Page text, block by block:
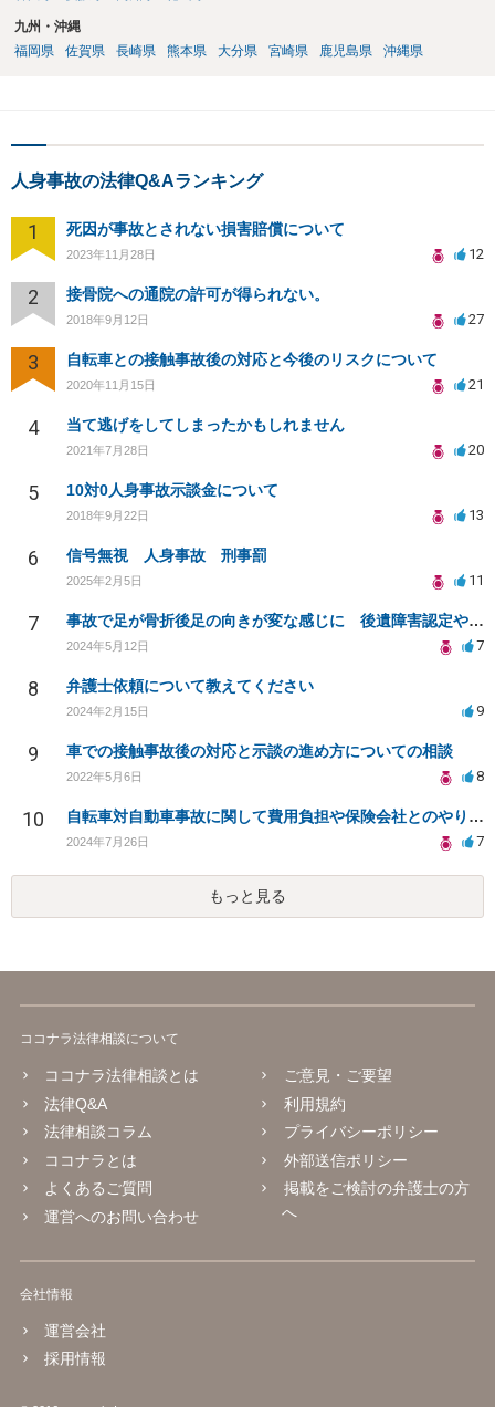
九州・沖縄
福岡県
佐賀県 長崎県 熊本県 大分県 宮崎県 鹿児島県 沖縄県
人身事故の法律Q&Aランキング
1 死因が事故とされない損害賠償について
2023年11月28日 12
2 接骨院への通院の許可が得られない。
2018年9月12日 27
3 自転車との接触事故後の対応と今後のリスクについて
2020年11月15日 21
4 当て逃げをしてしまったかもしれません
2021年7月28日 20
5 10対0人身事故示談金について
2018年9月22日 13
6 信号無視 人身事故 刑事罰
2025年2月5日 11
7 事故で足が骨折後足の向きが変な感じに 後遺障害認定や慰謝料増額できるか
2024年5月12日 7
8 弁護士依頼について教えてください
2024年2月15日 9
9 車での接触事故後の対応と示談の進め方についての相談
2022年5月6日 8
10 自転車対自動車事故に関して費用負担や保険会社とのやり取りについて
2024年7月26日 7
もっと見る
ココナラ法律相談について
ココナラ法律相談とは
法律Q&A
法律相談コラム
ココナラとは
よくあるご質問
運営へのお問い合わせ
ご意見・ご要望
利用規約
プライバシーポリシー
外部送信ポリシー
掲載をご検討の弁護士の方
へ
会社情報
運営会社
採用情報